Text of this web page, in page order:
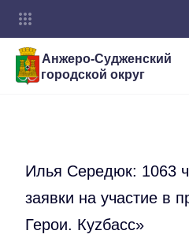
Анжеро-Судженский
городской округ
Илья Середюк: 1063
заявки на участие в
Герои. Куzбасс»